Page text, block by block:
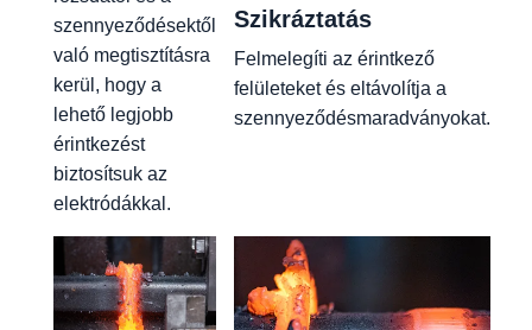
szennyeződésektől
való megtisztításra
kerül, hogy a
lehető legjobb
érintkezést
biztosítsuk az
elektródákkal.
Szikráztatás
Felmelegíti az érintkező
felületeket és eltávolítja a
szennyeződésmaradványokat.